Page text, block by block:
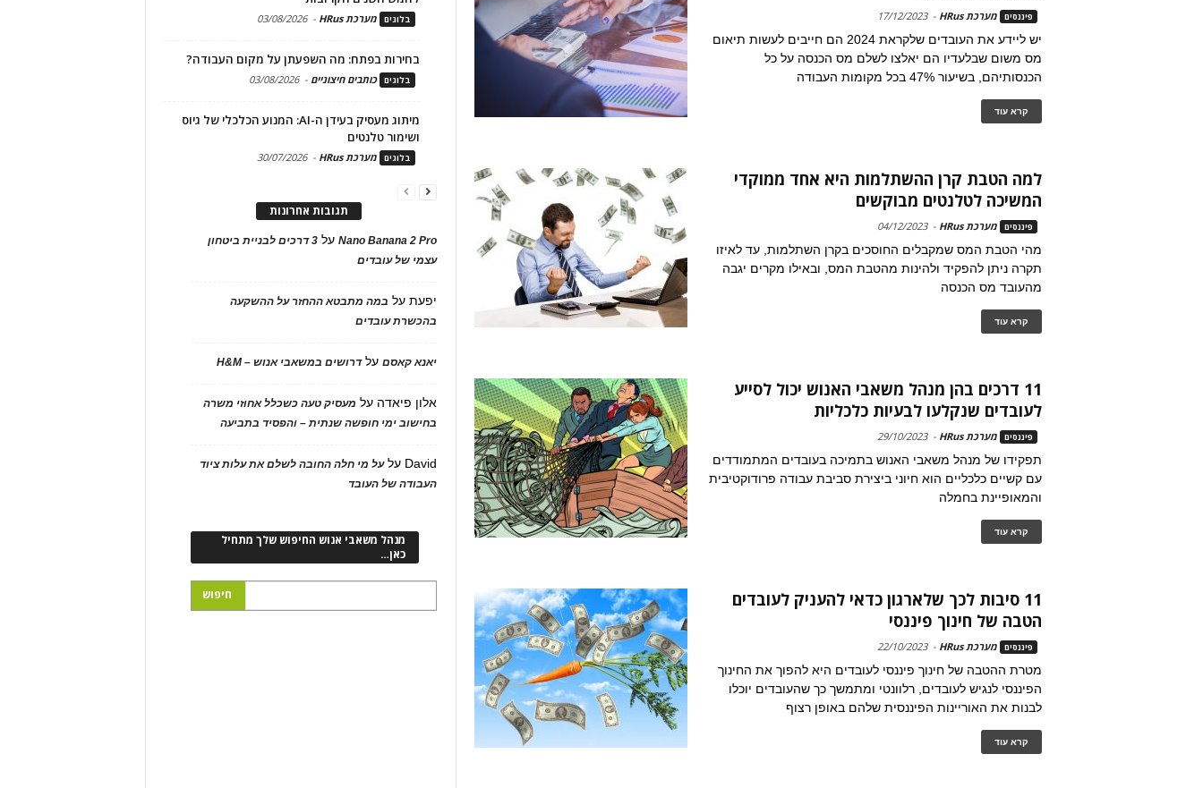
פיננסים מערכת HRus -
17/12/2023
יש ליידע את העובדים שלקראת 2024 הם חייבים לעשות תיאום
מס משום שבלעדיו הם יאלצו לשלם מס הכנסה על כל
הכנסותיהם, בשיעור 47% בכל מקומות העבודה
קרא עוד
למה הטבת קרן ההשתלמות היא אחד ממוקדי
המשיכה לטלנטים מבוקשים
פיננסים מערכת HRus -
04/12/2023
מהי הטבת המס שמקבלים החוסכים בקרן השתלמות, עד לאיזו
תקרה ניתן להפקיד ולהינות מהטבת המס, ובאילו מקרים יגבה
מהעובד מס הכנסה
קרא עוד
11 דרכים בהן מנהל משאבי האנוש יכול לסייע
לעובדים שנקלעו לבעיות כלכליות
פיננסים מערכת HRus -
29/10/2023
תפקידו של מנהל משאבי האנוש בתמיכה בעובדים המתמודדים
עם קשיים כלכליים הוא חיוני ביצירת סביבת עבודה פרודוקטיבית
והמאופיינת בחמלה
קרא עוד
11 סיבות לכך שלארגון כדאי להעניק לעובדים
הטבה של חינוך פיננסי
פיננסים מערכת HRus -
22/10/2023
מטרת ההטבה של חינוך פיננסי לעובדים היא להפוך את החינוך
הפיננסי לנגיש לעובדים, רלוונטי ומתמשך כך שהעובדים יוכלו
לבנות את האוריינות הפיננסית שלהם באופן רצוף
קרא עוד
בלוגים מערכת HRus -
03/08/2026
בחירות בפתח: מה השפעתן על מקום העבודה?
בלוגים כותבים חיצוניים -
03/08/2026
מיתוג מעסיק בעידן ה-AI: המנוע הכלכלי של גיוס
ושימור טלנטים
בלוגים מערכת HRus -
30/07/2026
תגובות אחרונות
Nano Banana 2 Proעל
3 דרכים לבניית ביטחון
עצמי של עובדים
יפעתעל במה מתבטא ההחזר על ההשקעה
בהכשרת עובדים
יאנא קאסםעלדרושים במשאבי אנוש – H&M
אלון פיאדה על מעסיק טעה כשכלל אחוזי משרה
בחישוב ימי חופשה שנתית – והפסיד בתביעה
David עלעל מי חלה החובה לשלם את עלות ציוד
העבודה של העובד
מנהל משאבי אנוש החיפוש שלך מתחיל
כאן…